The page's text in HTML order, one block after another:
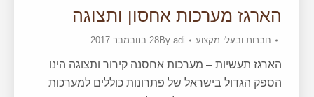
הארגז מערכות אחסון ותצוגה
חברות ובעלי מקצוע By adi 28 בנובמבר 2017
הארגז תעשיות – מערכות אחסנה קירור ותצוגה הינו
הספק הגדול בישראל של פתרונות כוללים למערכות